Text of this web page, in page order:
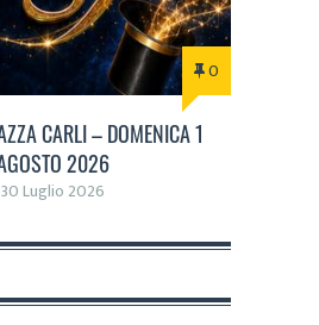
0
CARLI – DOMENICA 1
2026
30 Luglio 2026